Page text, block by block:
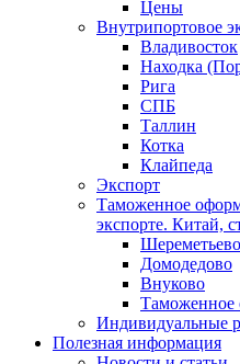
Цены
Внутрипортовое
Владивосток
Находка
Рига
СПБ
Таллин
Котка
Клайпеда
Экспорт
Таможенное
экспорте. Китай,
Шереметьево
Домодедово
Внуково
Таможенное
Индивидуальные
Полезная информация